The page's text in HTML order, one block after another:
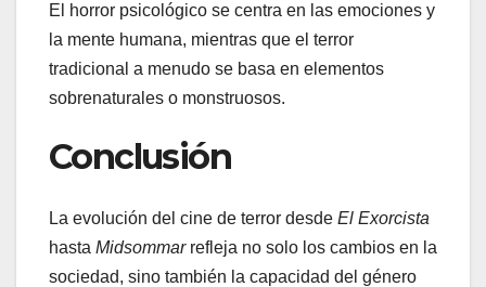
El horror psicológico se centra en las emociones y
la mente humana, mientras que el terror
tradicional a menudo se basa en elementos
sobrenaturales o monstruosos.
Conclusión
La evolución del cine de terror desde El Exorcista
hasta Midsommarrefleja no solo los cambios en la
sociedad, sino también la capacidad del género